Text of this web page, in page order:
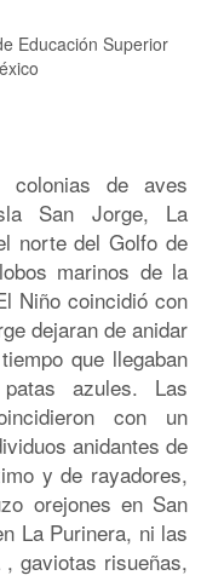
Educación Superior
de aves
San Jorge, La
norte del Golfo de
marinos de la
Niño coincidió con
dejaran de anidar
que llegaban
azules. Las
con un
anidantes de
y de rayadores,
orejones en San
La Purinera, ni las
gaviotas risueñas,